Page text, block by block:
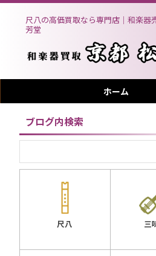
尺八の高価買取なら専門店｜和楽器
芳堂
ホーム
ブログ内検索
尺八 三